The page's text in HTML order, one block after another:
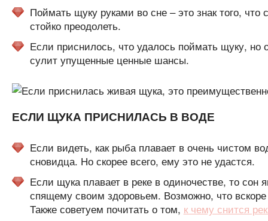
Поймать щуку руками во сне – это знак того,
стойко преодолеть.
Если приснилось, что удалось поймать щуку, но
сулит упущенные ценные шансы.
ЕСЛИ ЩУКА ПРИСНИЛАСЬ В ВОДЕ
Если видеть, как рыба плавает в очень чистом
сновидца. Но скорее всего, ему это не удастся.
Если щука плавает в реке в одиночестве, то
спящему своим здоровьем. Возможно, что
Также советуем почитать о том, к чему снится